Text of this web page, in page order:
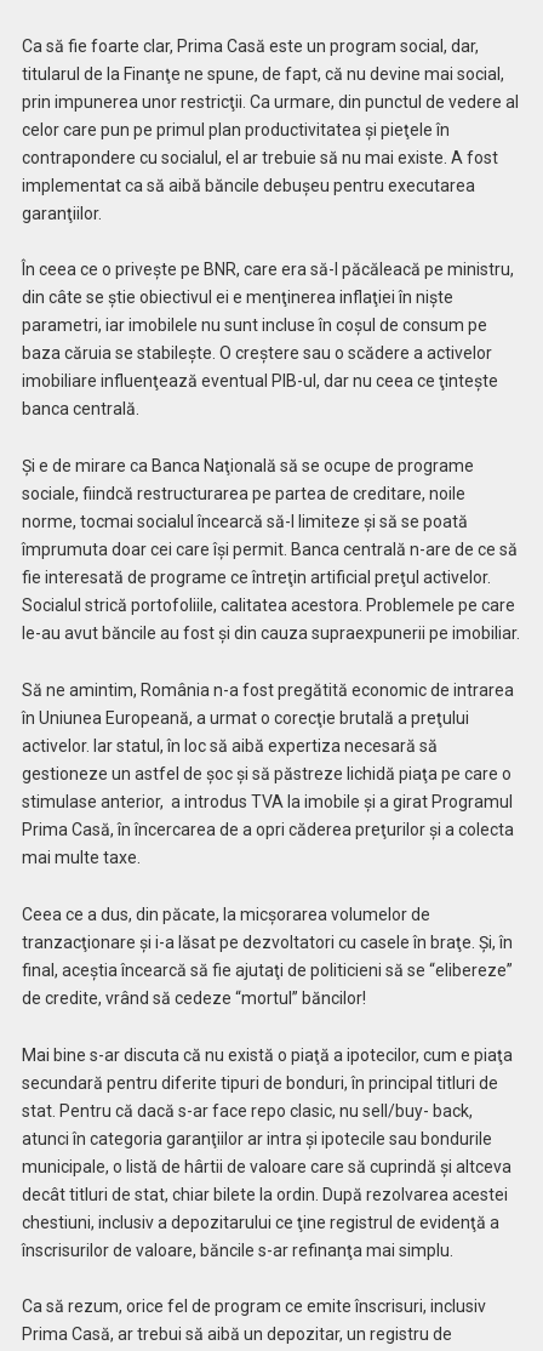
Ca să fie foarte clar, Prima Casă este un program social, dar,
titularul de la Finanţe ne spune, de fapt, că nu devine mai social,
prin impunerea unor restricţii. Ca urmare, din punctul de vedere al
celor care pun pe primul plan productivitatea şi pieţele în
contrapondere cu socialul, el ar trebuie să nu mai existe. A fost
implementat ca să aibă băncile debuşeu pentru executarea
garanţiilor.
În ceea ce o priveşte pe BNR, care era să-l păcăleacă pe ministru,
din câte se ştie obiectivul ei e menţinerea inflaţiei în nişte
parametri, iar imobilele nu sunt incluse în coşul de consum pe
baza căruia se stabileşte. O creştere sau o scădere a activelor
imobiliare influenţează eventual PIB-ul, dar nu ceea ce ţinteşte
banca centrală.
Şi e de mirare ca Banca Naţională să se ocupe de programe
sociale, fiindcă restructurarea pe partea de creditare, noile
norme, tocmai socialul încearcă să-l limiteze şi să se poată
împrumuta doar cei care îşi permit. Banca centrală n-are de ce să
fie interesată de programe ce întreţin artificial preţul activelor.
Socialul strică portofoliile, calitatea acestora. Problemele pe care
le-au avut băncile au fost şi din cauza supraexpunerii pe imobiliar.
Să ne amintim, România n-a fost pregătită economic de intrarea
în Uniunea Europeană, a urmat o corecţie brutală a preţului
activelor. Iar statul, în loc să aibă expertiza necesară să
gestioneze un astfel de şoc şi să păstreze lichidă piaţa pe care o
stimulase anterior, a introdus TVA la imobile şi a girat Programul
Prima Casă, în încercarea de a opri căderea preţurilor şi a colecta
mai multe taxe.
Ceea ce a dus, din păcate, la micşorarea volumelor de
tranzacţionare şi i-a lăsat pe dezvoltatori cu casele în braţe. Şi, în
final, aceştia încearcă să fie ajutaţi de politicieni să se “elibereze”
de credite, vrând să cedeze “mortul” băncilor!
Mai bine s-ar discuta că nu există o piaţă a ipotecilor, cum e piaţa
secundară pentru diferite tipuri de bonduri, în principal titluri de
stat. Pentru că dacă s-ar face repo clasic, nu sell/buy- back,
atunci în categoria garanţiilor ar intra şi ipotecile sau bondurile
municipale, o listă de hârtii de valoare care să cuprindă şi altceva
decât titluri de stat, chiar bilete la ordin. După rezolvarea acestei
chestiuni, inclusiv a depozitarului ce ţine registrul de evidenţă a
înscrisurilor de valoare, băncile s-ar refinanţa mai simplu.
Ca să rezum, orice fel de program ce emite înscrisuri, inclusiv
Prima Casă, ar trebui să aibă un depozitar, un registru de